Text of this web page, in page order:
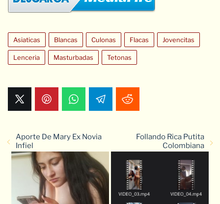
Asiaticas Blancas Culonas Flacas Jovencitas
Lenceria Masturbadas Tetonas
Aporte De Mary Ex Novia
Infiel
Follando Rica Putita
Colombiana